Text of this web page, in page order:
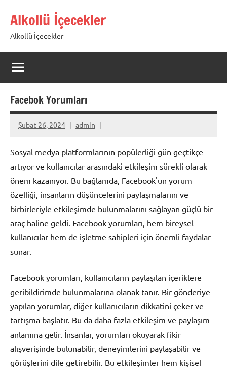
geçAlkollü İçecekler
Alkollü İçecekler
Facebok Yorumları
Şubat 26, 2024 admin
Sosyal medya platformlarının popülerliği gün geçtikçe
artıyor ve kullanıcılar arasındaki etkileşim sürekli olarak
önem kazanıyor. Bu bağlamda, Facebook'un yorum
özelliği, insanların düşüncelerini paylaşmalarını ve
birbirleriyle etkileşimde bulunmalarını sağlayan güçlü bir
araç haline geldi. Facebook yorumları, hem bireysel
kullanıcılar hem de işletme sahipleri için önemli faydalar
sunar.
Facebook yorumları, kullanıcıların paylaşılan içeriklere
geribildirimde bulunmalarına olanak tanır. Bir gönderiye
yapılan yorumlar, diğer kullanıcıların dikkatini çeker ve
tartışma başlatır. Bu da daha fazla etkileşim ve paylaşım
anlamına gelir. İnsanlar, yorumları okuyarak fikir
alışverişinde bulunabilir, deneyimlerini paylaşabilir ve
görüşlerini dile getirebilir. Bu etkileşimler hem kişisel